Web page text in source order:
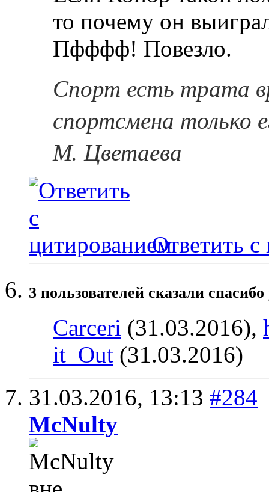
то почему он
Пфффф! Повезло.
Спорт есть трата
спортсмена только
М. Цветаева
Ответить с
3 пользователей сказали
Carceri (31.03.2016),
it_Out (31.03.2016)
31.03.2016, 13:13 #284
McNulty